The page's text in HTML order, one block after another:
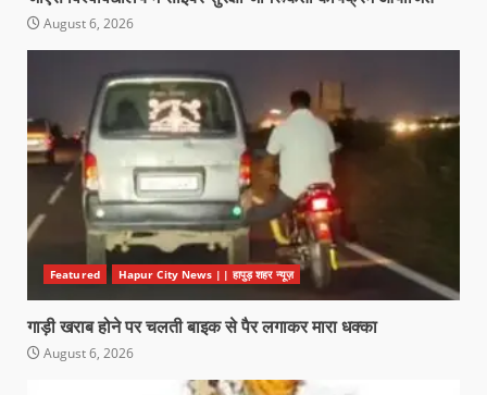
August 6, 2026
Featured Hapur City News || हापुड़ शहर न्यूज़
गाड़ी खराब होने पर चलती बाइक से पैर लगाकर मारा धक्का
August 6, 2026